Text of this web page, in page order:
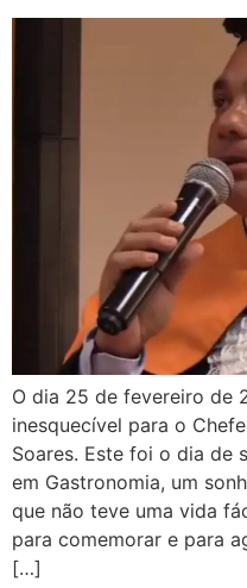
O dia 25 de fevereiro de
inesquecível para o
Soares. Este foi o dia de
em Gastronomia, um
que não teve uma vida
para comemorar e para
[…]